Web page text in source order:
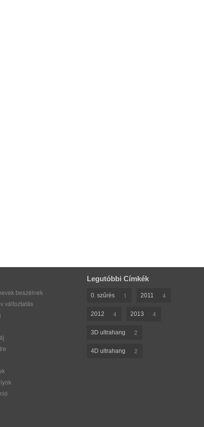
beszélnek
változtatás
Legutóbbi Címkék
0. szűrés 1 2011 4
2012 4 2013 4
3D ultrahang 2
4D ultrahang 2